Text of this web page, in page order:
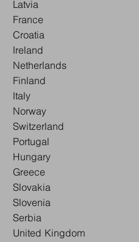
Latvia
France
Croatia
Ireland
Netherlands
Finland
Italy
Norway
Switzerland
Portugal
Hungary
Greece
Slovakia
Slovenia
Serbia
United Kingdom